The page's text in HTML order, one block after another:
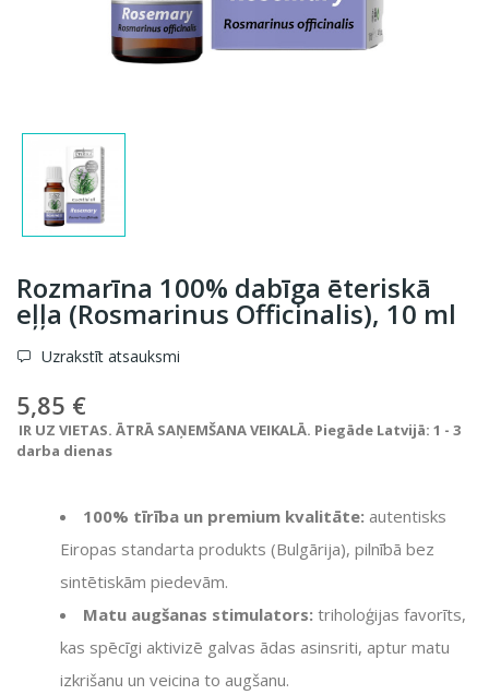
Rozmarīna 100% dabīga ēteriskā
eļļa (Rosmarinus Officinalis), 10 ml
Uzrakstīt atsauksmi
5,85 €
IR UZ VIETAS. ĀTRĀ SAŅEMŠANA VEIKALĀ. Piegāde Latvijā: 1 - 3
darba dienas
100% tīrība un premium kvalitāte: autentisks
Eiropas standarta produkts (Bulgārija), pilnībā bez
sintētiskām piedevām.
Matu augšanas stimulators: triholoģijas favorīts,
kas spēcīgi aktivizē galvas ādas asinsriti, aptur matu
izkrišanu un veicina to augšanu.